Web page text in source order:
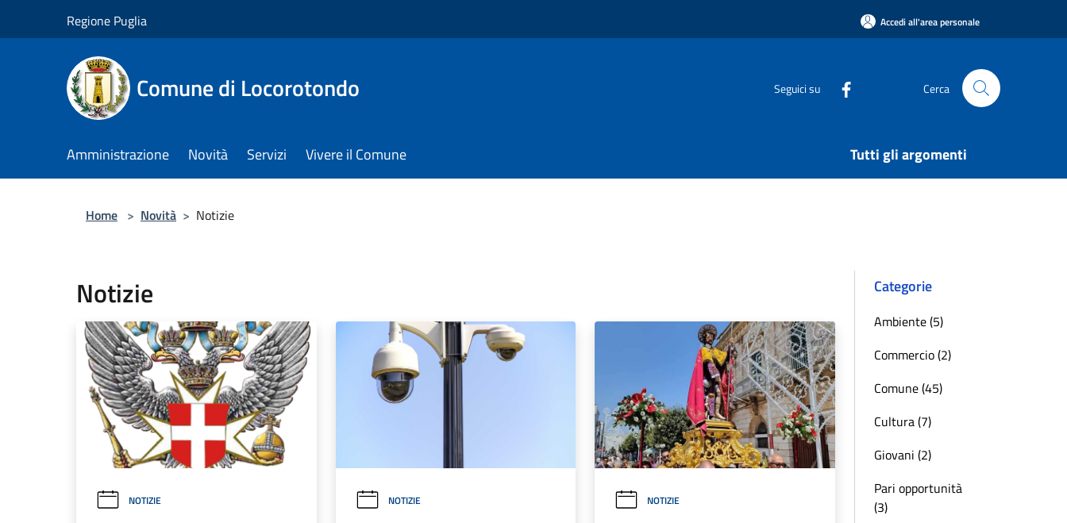
Regione Puglia Accedi all'area personale
Comune di Locorotondo Seguici su Cerca
Amministrazione Novità Servizi Vivere il Comune Tutti gli argomenti
Home > Novità > Notizie
Notizie
NOTIZIE NOTIZIE NOTIZIE
Categorie
Ambiente (5)
Commercio (2)
Comune (45)
Cultura (7)
Giovani (2)
Pari opportunità
(3)